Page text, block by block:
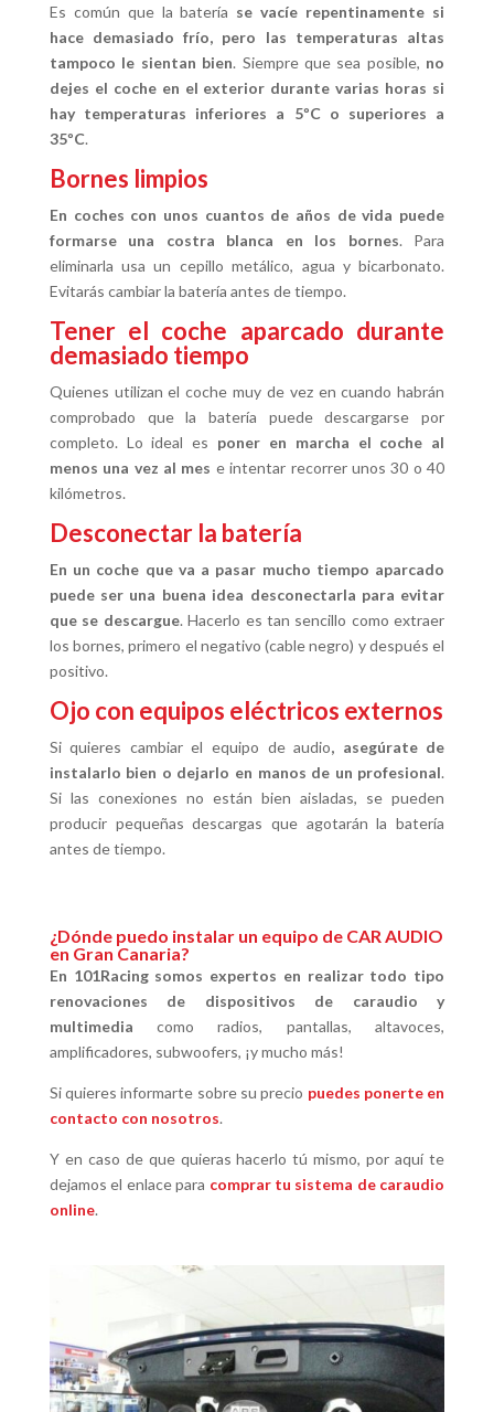
Es común que la batería se vacíe repentinamente si
hace demasiado frío, pero las temperaturas altas
tampoco le sientan bien. Siempre que sea posible, no
dejes el coche en el exterior durante varias horas si
hay temperaturas inferiores a 5ºC o superiores a
35ºC.
Bornes limpios
En coches con unos cuantos de años de vida puede
formarse una costra blanca en los bornes. Para
eliminarla usa un cepillo metálico, agua y bicarbonato.
Evitarás cambiar la batería antes de tiempo.
Tener el coche aparcado durante
demasiado tiempo
Quienes utilizan el coche muy de vez en cuando habrán
comprobado que la batería puede descargarse por
completo. Lo ideal es poner en marcha el coche al
menos una vez al mes e intentar recorrer unos 30 o 40
kilómetros.
Desconectar la batería
En un coche que va a pasar mucho tiempo aparcado
puede ser una buena idea desconectarla para evitar
que se descargue. Hacerlo es tan sencillo como extraer
los bornes, primero el negativo (cable negro) y después el
positivo.
Ojo con equipos eléctricos externos
Si quieres cambiar el equipo de audio, asegúrate de
instalarlo bien o dejarlo en manos de un profesional.
Si las conexiones no están bien aisladas, se pueden
producir pequeñas descargas que agotarán la batería
antes de tiempo.
¿Dónde puedo instalar un equipo de CAR AUDIO
en Gran Canaria?
En 101Racing somos expertos en realizar todo tipo
renovaciones de dispositivos de caraudio y
multimedia como radios, pantallas, altavoces,
amplificadores, subwoofers, ¡y mucho más!
Si quieres informarte sobre su precio puedes ponerte en
contacto con nosotros.
Y en caso de que quieras hacerlo tú mismo, por aquí te
dejamos el enlace para comprar tu sistema de caraudio
online.